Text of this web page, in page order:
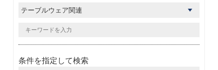
条件を指定して検索